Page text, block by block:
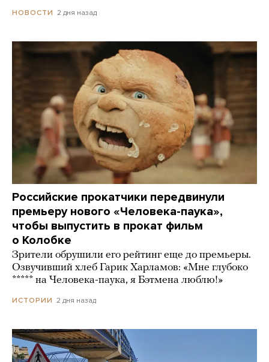
НОВОСТИ 2 дня назад
Российские прокатчики передвинули
премьеру нового «Человека-паука»,
чтобы выпустить в прокат фильм
о Колобке
Зрители обрушили его рейтинг еще до премьеры.
Озвучивший хлеб Гарик Харламов: «Мне глубоко
***** на Человека-паука, я Бэтмена люблю!»
ИСТОРИИ 2 дня назад